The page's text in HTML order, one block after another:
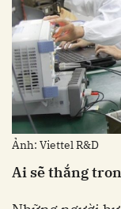
Ảnh: Viettel R&D
Ai sẽ thắng